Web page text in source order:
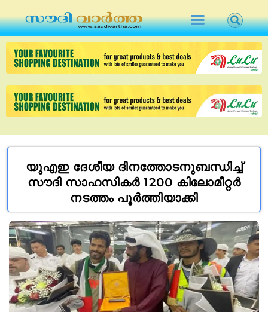
യുഎഇ ദേശീയ ദിനത്തോടനുബന്ധിച്ച്
സൗദി സാഹസികർ 1200 കിലോമീറ്റർ
നടത്തം പൂർത്തിയാക്കി